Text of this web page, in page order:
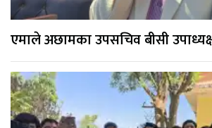
एमाले अछामका उपसचिव बीसी